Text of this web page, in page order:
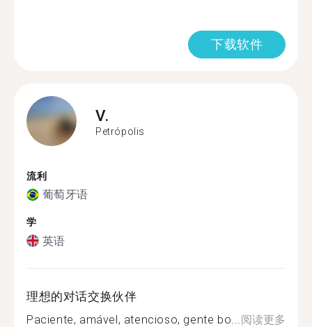
下载软件
V.
Petrópolis
流利
葡萄牙语
学
英语
理想的对话交换伙伴
Paciente, amável, atencioso, gente bo... 阅读更多